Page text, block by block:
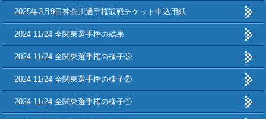
2025年3月9日神奈川選手権観戦チケット申込用紙
2024 11/24 全関東選手権の結果
2024 11/24 全関東選手権の様子③
2024 11/24 全関東選手権の様子②
2024 11/24 全関東選手権の様子①